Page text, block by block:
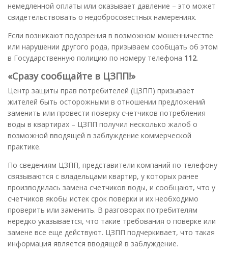
немедленной оплаты или оказывает давление – это может
свидетельствовать о недобросовестных намерениях.
Если возникают подозрения в возможном мошенничестве
или нарушении другого рода, призываем сообщать об этом
в Государственную полицию по номеру телефона 112.
«Сразу сообщайте в ЦЗПП!»
Центр защиты прав потребителей (ЦЗПП) призывает
жителей быть осторожными в отношении предложений
заменить или провести поверку счетчиков потребления
воды в квартирах – ЦЗПП получил несколько жалоб о
возможной вводящей в заблуждение коммерческой
практике.
По сведениям ЦЗПП, представители компаний по телефону
связываются с владельцами квартир, у которых ранее
производилась замена счетчиков воды, и сообщают, что у
счетчиков якобы истек срок поверки и их необходимо
проверить или заменить. В разговорах потребителям
нередко указывается, что такие требования о поверке или
замене все еще действуют. ЦЗПП подчеркивает, что такая
информация является вводящей в заблуждение.